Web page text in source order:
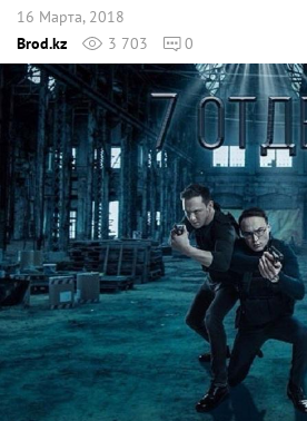
16 Марта, 2018
Brod.kz
3 703 0